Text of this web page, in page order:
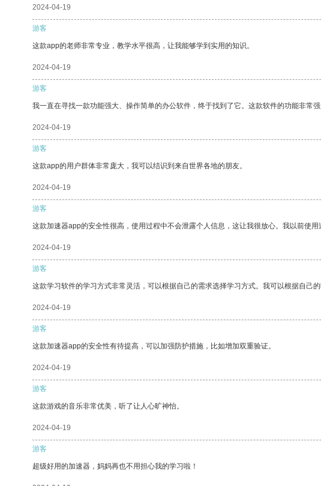
2024-04-19
游客
这款app的老师非常专业，教学水平很高，让我能够学到实用的知识。
2024-04-19
游客
我一直在寻找一款功能强大、操作简单的办公软件，终于找到了它。这款软件的功能非常
2024-04-19
游客
这款app的用户群体非常庞大，我可以结识到来自世界各地的朋友。
2024-04-19
游客
这款加速器app的安全性很高，使用过程中不会泄露个人信息，这让我很放心。我以前使
2024-04-19
游客
这款学习软件的学习方式非常灵活，可以根据自己的需求选择学习方式。我可以根据自己的
2024-04-19
游客
这款加速器app的安全性有待提高，可以加强防护措施，比如增加双重验证。
2024-04-19
游客
这款游戏的音乐非常优美，听了让人心旷神怡。
2024-04-19
游客
超级好用的加速器，妈妈再也不用担心我的学习啦！